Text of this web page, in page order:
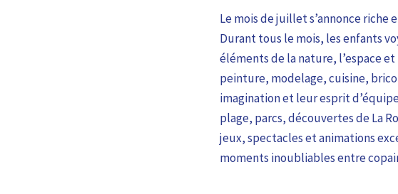
Le mois de juillet s’annonce
Durant tous le mois, les enfants
éléments de la nature, l’espace
peinture, modelage, cuisine,
imagination et leur esprit
plage, parcs, découvertes de La
jeux, spectacles et animations
moments inoubliables entre